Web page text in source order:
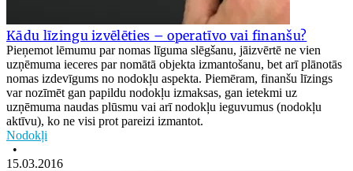
Kādu līzingu izvēlēties – operatīvo vai finanšu?
Pieņemot lēmumu par nomas līguma slēgšanu, jāizvērtē ne vien
uzņēmuma ieceres par nomātā objekta izmantošanu, bet arī plānotās
nomas izdevīgums no nodokļu aspekta. Piemēram, finanšu līzings
var nozīmēt gan papildu nodokļu izmaksas, gan ietekmi uz
uzņēmuma naudas plūsmu vai arī nodokļu ieguvumus (nodokļu
aktīvu), ko ne visi prot pareizi izmantot.
Nodokļi
•
15.03.2016